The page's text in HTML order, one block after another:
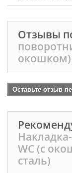
Отзывы
окошком)
Оставьте отзыв
WC (с
сталь)